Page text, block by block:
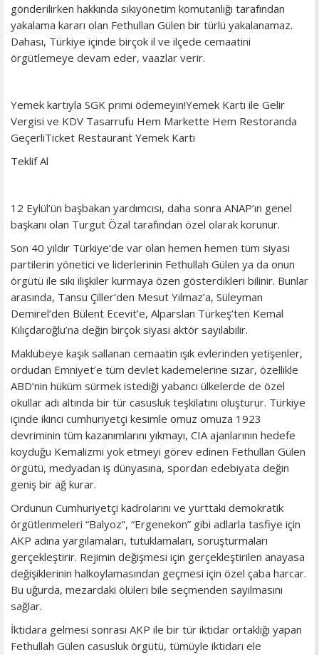
gönderilirken hakkında sıkıyönetim komutanlığı tarafından
yakalama kararı olan Fethullan Gülen bir türlü yakalanamaz.
Dahası, Türkiye içinde birçok il ve ilçede cemaatini
örgütlemeye devam eder, vaazlar verir.
Yemek kartıyla SGK primi ödemeyin!Yemek Kartı ile Gelir
Vergisi ve KDV Tasarrufu Hem Markette Hem Restoranda
GeçerliTicket Restaurant Yemek Kartı
Teklif Al
12 Eylül’ün başbakan yardımcısı, daha sonra ANAP’ın genel
başkanı olan Turgut Özal tarafından özel olarak korunur.
Son 40 yıldır Türkiye’de var olan hemen hemen tüm siyasi
partilerin yönetici ve liderlerinin Fethullah Gülen ya da onun
örgütü ile sıkı ilişkiler kurmaya özen gösterdikleri bilinir. Bunlar
arasında, Tansu Çiller’den Mesut Yılmaz’a, Süleyman
Demirel’den Bülent Ecevit’e, Alparslan Türkeş’ten Kemal
Kılıçdaroğlu’na değin birçok siyasi aktör sayılabilir.
Maklubeye kaşık sallanan cemaatin ışık evlerinden yetişenler,
ordudan Emniyet’e tüm devlet kademelerine sızar, özellikle
ABD’nin hüküm sürmek istediği yabancı ülkelerde de özel
okullar adı altında bir tür casusluk teşkilatını oluşturur. Türkiye
içinde ikinci cumhuriyetçi kesimle omuz omuza 1923
devriminin tüm kazanımlarını yıkmayı, CIA ajanlarının hedefe
koyduğu Kemalizmi yok etmeyi görev edinen Fethullan Gülen
örgütü, medyadan iş dünyasına, spordan edebiyata değin
geniş bir ağ kurar.
Ordunun Cumhuriyetçi kadrolarını ve yurttaki demokratik
örgütlenmeleri “Balyoz”, “Ergenekon” gibi adlarla tasfiye için
AKP adına yargılamaları, tutuklamaları, soruşturmaları
gerçekleştirir. Rejimin değişmesi için gerçekleştirilen anayasa
değişiklerinin halkoylamasından geçmesi için özel çaba harcar.
Bu uğurda, mezardaki ölüleri bile seçmenden sayılmasını
sağlar.
İktidara gelmesi sonrası AKP ile bir tür iktidar ortaklığı yapan
Fethullah Gülen casusluk örgütü, tümüyle iktidarı ele